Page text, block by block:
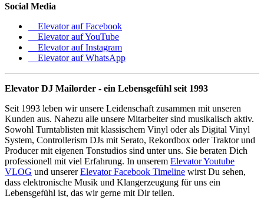
Social Media
Elevator auf Facebook
Elevator auf YouTube
Elevator auf Instagram
Elevator auf WhatsApp
Elevator DJ Mailorder - ein Lebensgefühl seit 1993
Seit 1993 leben wir unsere Leidenschaft zusammen mit unseren
Kunden aus. Nahezu alle unsere Mitarbeiter sind musikalisch aktiv.
Sowohl Turntablisten mit klassischem Vinyl oder als Digital Vinyl
System, Controllerism DJs mit Serato, Rekordbox oder Traktor und
Producer mit eigenen Tonstudios sind unter uns. Sie beraten Dich
professionell mit viel Erfahrung. In unserem Elevator Youtube
VLOG und unsererElevator Facebook Timeline wirst Du sehen,
dass elektronische Musik und Klangerzeugung für uns ein
Lebensgefühl ist, das wir gerne mit Dir teilen.